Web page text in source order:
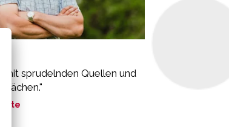
mit sprudelnden Quellen und
Bächen."